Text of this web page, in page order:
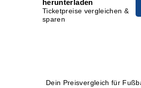
herunterladen
Ticketpreise vergleichen &
sparen
Dein Preisvergleich für